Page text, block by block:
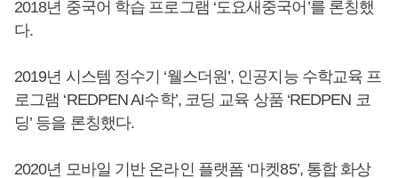
2018년 중국어 학습 프로그램 ‘도요새중국어’를 론칭했
다.
2019년 시스템 정수기 ‘웰스더원’, 인공지능 수학교육 프
로그램 ‘REDPEN AI수학’, 코딩 교육 상품 ‘REDPEN 코
딩’ 등을 론칭했다.
2020년 모바일 기반 온라인 플랫폼 ‘마켓85’, 통합 화상